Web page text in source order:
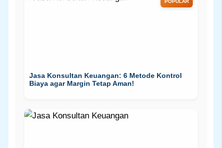
POPULAR
Jasa Konsultan Keuangan: 6 Metode Kontrol
Biaya agar Margin Tetap Aman!